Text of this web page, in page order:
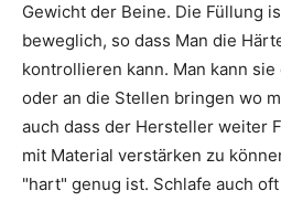
Gewicht der Beine. Die Füllung
beweglich, so dass Man die
kontrollieren kann. Man kann
oder an die Stellen bringen wo
auch dass der Hersteller weiter
mit Material verstärken zu
"hart" genug ist. Schlafe auch